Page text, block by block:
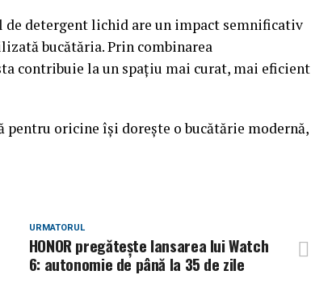
detergent lichid are un impact semnificativ
bucătăria. Prin combinarea
contribuie la un spațiu mai curat, mai eficient
oricine își dorește o bucătărie modernă,
URMATORUL
HONOR pregătește lansarea lui Watch
6: autonomie de până la 35 de zile